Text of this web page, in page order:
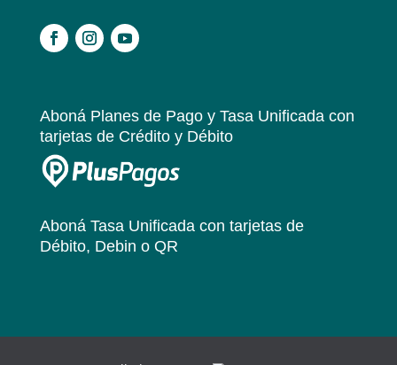
Aboná Planes de Pago y Tasa Unificadacon
tarjetas de Crédito y Débito
Aboná Tasa Unificadacon tarjetas de
Débito, Debin o QR